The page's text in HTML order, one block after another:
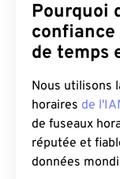
Pourquoi
de temps
Nous utilisons
horaires de
de fuseaux
réputée et
données